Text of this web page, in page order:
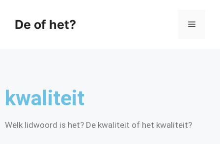
De of het?
kwaliteit
Welk lidwoord is het? De kwaliteit of het kwaliteit?